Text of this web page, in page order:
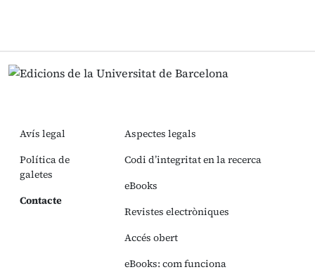
Avís legal
Política de
galetes
Contacte
Aspectes legals
Codi d’integritat en la recerca
eBooks
Revistes electròniques
Accés obert
eBooks: com funciona